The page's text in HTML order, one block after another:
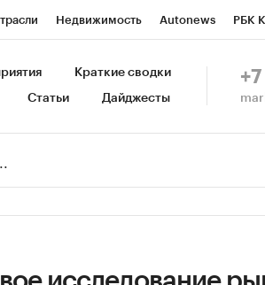
Недвижимость Autonews РБК
Спецпроекты СПб Конференции
Краткие сводки
Статьи Дайджесты